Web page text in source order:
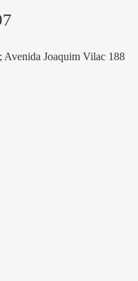
Avenida Joaquim Vilac 188